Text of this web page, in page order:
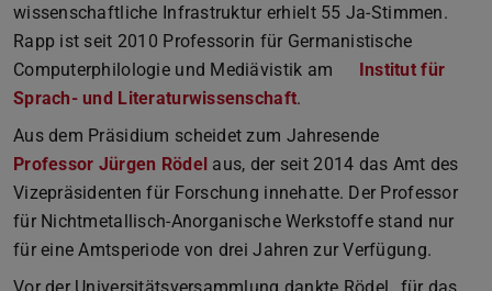
wissenschaftliche Infrastruktur erhielt 55 Ja-Stimmen.
Rapp ist seit 2010 Professorin für Germanistische
Computerphilologie und Mediävistik am
Institut für
Sprach- und Literaturwissenschaft.
Aus dem Präsidium scheidet zum Jahresende
Professor Jürgen Rödel aus, der seit 2014 das Amt des
Vizepräsidenten für Forschung innehatte. Der Professor
für Nichtmetallisch-Anorganische Werkstoffe stand nur
für eine Amtsperiode von drei Jahren zur Verfügung.
Vor der Universitätsversammlung dankte Rödel „für das